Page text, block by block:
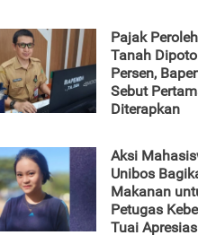
Pajak
Tanah
Persen,
Sebut
Diterapkan
Aksi
Unibos
Makanan
Petugas
Tuai